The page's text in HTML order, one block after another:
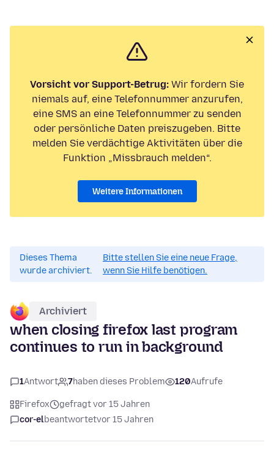
Vorsicht vor Support-Betrug: Wir fordern Sie
niemals auf, eine Telefonnummer anzurufen,
eine SMS an eine Telefonnummer zu senden
oder persönliche Daten preiszugeben. Bitte
melden Sie verdächtige Aktivitäten über die
Funktion „Missbrauch melden“.
Weitere Informationen
Dieses Thema
wurde archiviert.
Bitte stellen Sie eine neue Frage,
wenn Sie Hilfe benötigen.
Archiviert
when closing firefox last program
continues to run in background
1Antwort 7haben dieses Problem 120Aufrufe
Firefox
gefragt vor 15 Jahren
cor-elbeantwortetvor 15 Jahren